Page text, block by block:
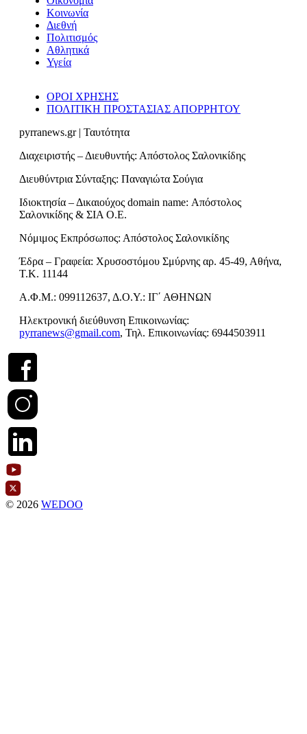
Κοινωνία
Διεθνή
Πολιτισμός
Αθλητικά
Υγεία
ΟΡΟΙ ΧΡΗΣΗΣ
ΠΟΛΙΤΙΚΗ ΠΡΟΣΤΑΣΙΑΣ ΑΠΟΡΡΗΤΟΥ
pyrranews.gr | Ταυτότητα
Διαχειριστής – Διευθυντής: Απόστολος Σαλονικίδης
Διευθύντρια Σύνταξης: Παναγιώτα Σούγια
Ιδιοκτησία – Δικαιούχος domain name: Απόστολος
Σαλονικίδης & ΣΙΑ Ο.Ε.
Νόμιμος Εκπρόσωπος: Απόστολος Σαλονικίδης
Έδρα – Γραφεία: Χρυσοστόμου Σμύρνης αρ. 45-49, Αθήνα,
Τ.Κ. 11144
Α.Φ.Μ.: 099112637, Δ.Ο.Υ.: ΙΓ΄ ΑΘΗΝΩΝ
Ηλεκτρονική διεύθυνση Επικοινωνίας:
pyrranews@gmail.com, Τηλ. Επικοινωνίας: 6944503911
© 2026 WEDOO